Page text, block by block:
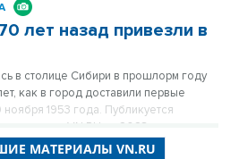
лет назад привезли в
в столице Сибири в прошлорм году
как в город доставили первые
1953 года. Публикуется
VN.RU за 2023 год».
МАТЕРИАЛЫ VN.RU